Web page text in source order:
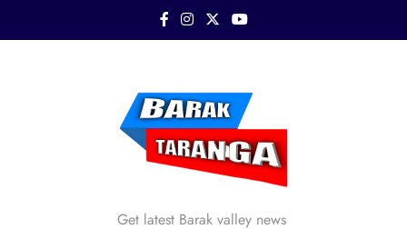
Get latest Barak valley news